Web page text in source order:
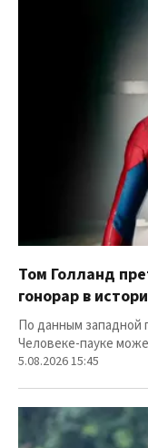
Том Голланд
гонорар в
По данным западной
Человеке-пауке
5.08.2026 15:45